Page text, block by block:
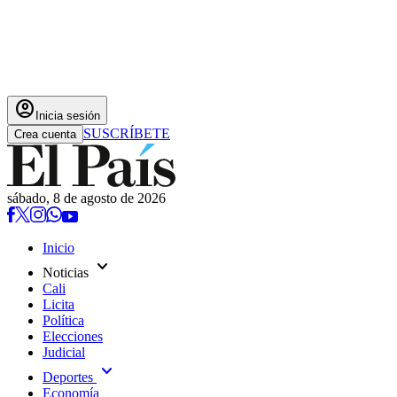
account_circle Inicia sesión
Crea cuenta SUSCRÍBETE
sábado, 8 de agosto de 2026
Inicio
Noticias expand_more
Cali
Licita
Política
Elecciones
Judicial
Deportes expand_more
Economía